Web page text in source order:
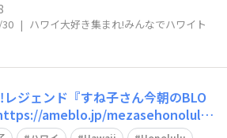
| ハワイ大好き集まれ!みんなでハワイト
ジェンド『すね子さん今朝のBLO
ameblo.jp/mezasehonolulu/